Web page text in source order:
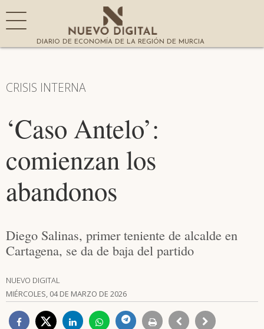
DIARIO DE ECONOMÍA DE LA REGIÓN DE MURCIA
CRISIS INTERNA
‘Caso Antelo’:
comienzan los
abandonos
Diego Salinas, primer teniente de alcalde en
Cartagena, se da de baja del partido
NUEVO DIGITAL
MIÉRCOLES, 04 DE MARZO DE 2026